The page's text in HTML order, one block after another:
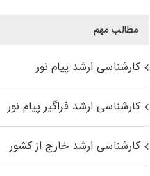
مطالب مهم
کارشناسی ارشد پیام نور
کارشناسی ارشد فراگیر پیام نور
کارشناسی ارشد خارج از کشور